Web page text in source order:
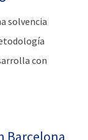
solvencia
con
Barcelona